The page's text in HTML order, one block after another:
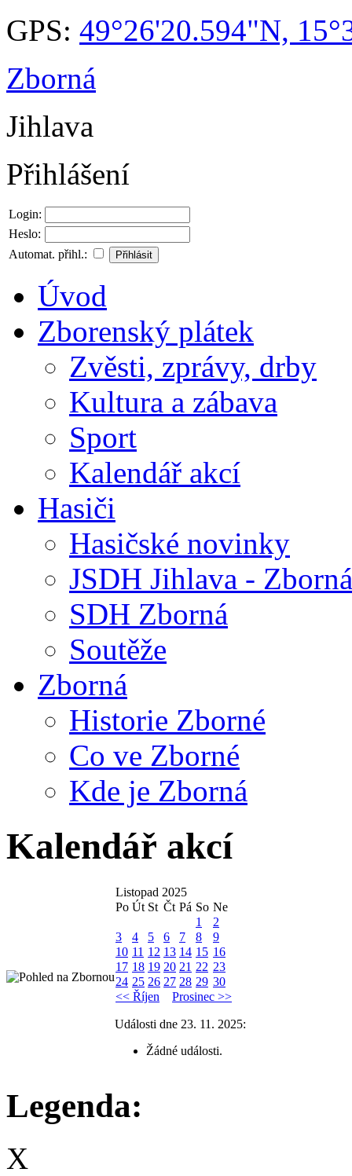
GPS: 49°26'20.594"N,
Zborná
Jihlava
Přihlášení
Login:
Heslo:
Automat. přihl.:
Úvod
Zborenský plátek
Zvěsti, zprávy, drby
Kultura a zábava
Sport
Kalendář akcí
Hasiči
Hasičské novinky
JSDH Jihlava - Zborná
SDH Zborná
Soutěže
Zborná
Historie Zborné
Co ve Zborné
Kde je Zborná
Kalendář akcí
Listopad 2025
Po Út St Čt Pá So Ne
1
2
3
4 5 6 7 8
9
10 11 12 13 14 15 16
17 18 19 20 21 22 23
24 25 26 27 28 29 30
<< Říjen
Prosinec >>
Události dne 23. 11. 2025:
Žádné události.
Legenda:
X